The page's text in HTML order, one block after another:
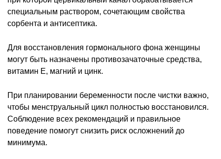
специальным раствором, сочетающим свойства
сорбента и антисептика.
Для восстановления гормонального фона женщины
могут быть назначены противозачаточные средства,
витамин Е, магний и цинк.
При планировании беременности после чистки важно,
чтобы менструальный цикл полностью восстановился.
Соблюдение всех рекомендаций и правильное
поведение помогут снизить риск осложнений до
минимума.